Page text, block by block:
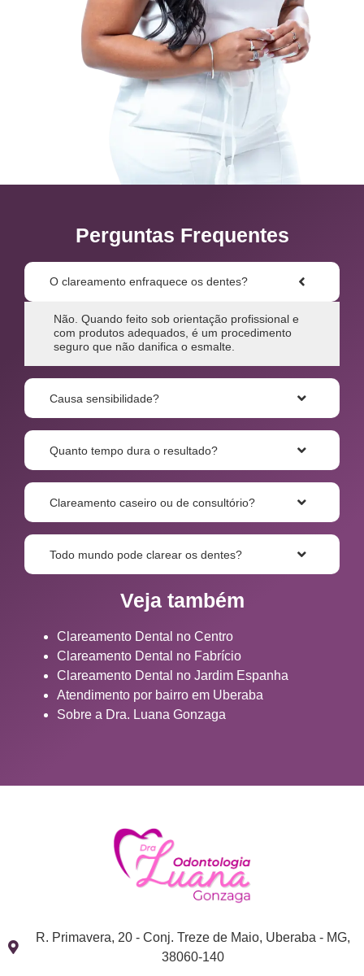
Perguntas Frequentes
O clareamento enfraquece os dentes?
Não. Quando feito sob orientação profissional e
com produtos adequados, é um procedimento
seguro que não danifica o esmalte.
Causa sensibilidade?
Quanto tempo dura o resultado?
Clareamento caseiro ou de consultório?
Todo mundo pode clarear os dentes?
Veja também
Clareamento Dental no Centro
Clareamento Dental no Fabrício
Clareamento Dental no Jardim Espanha
Atendimento por bairro em Uberaba
Sobre a Dra. Luana Gonzaga
R. Primavera, 20 - Conj. Treze de Maio, Uberaba - MG,
38060-140